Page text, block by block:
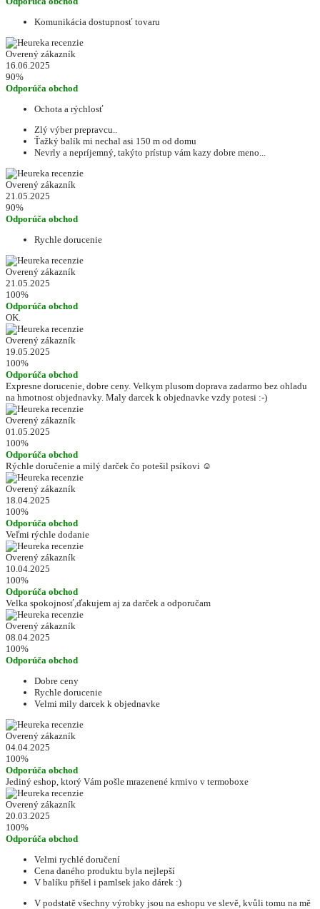
Komunikácia dostupnosť tovaru
Overený zákazník
16.06.2025
90%
Odporúča obchod
Ochota a rýchlosť
Zlý výber prepravcu..
Ťažký balík mi nechal asi 150 m od domu
Nevrly a nepríjemný, takýto prístup vám kazy dobre meno...
Overený zákazník
21.05.2025
90%
Odporúča obchod
Rychle dorucenie
Overený zákazník
21.05.2025
100%
Odporúča obchod
OK.
Overený zákazník
19.05.2025
100%
Odporúča obchod
Expresne dorucenie, dobre ceny. Velkym plusom doprava zadarmo bez ohladu
na hmotnost objednavky. Maly darcek k objednavke vzdy potesi :-)
Overený zákazník
01.05.2025
100%
Odporúča obchod
Rýchle doručenie a milý darček čo potešil psíkovi ☺️
Overený zákazník
18.04.2025
100%
Odporúča obchod
Veľmi rýchle dodanie
Overený zákazník
10.04.2025
100%
Odporúča obchod
Velka spokojnosť,ďakujem aj za darček a odporučam
Overený zákazník
08.04.2025
100%
Odporúča obchod
Dobre ceny
Rychle dorucenie
Velmi mily darcek k objednavke
Overený zákazník
04.04.2025
100%
Odporúča obchod
Jediný eshop, ktorý Vám pošle mrazenené krmivo v termoboxe
Overený zákazník
20.03.2025
100%
Odporúča obchod
Velmi rychlé doručení
Cena daného produktu byla nejlepší
V balíku přišel i pamlsek jako dárek :)
V podstatě všechny výrobky jsou na eshopu ve slevě, kvůli tomu na mě